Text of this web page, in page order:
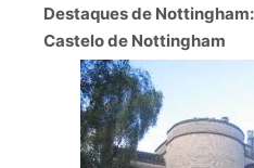
Destaques de Nottingham:
Castelo de Nottingham